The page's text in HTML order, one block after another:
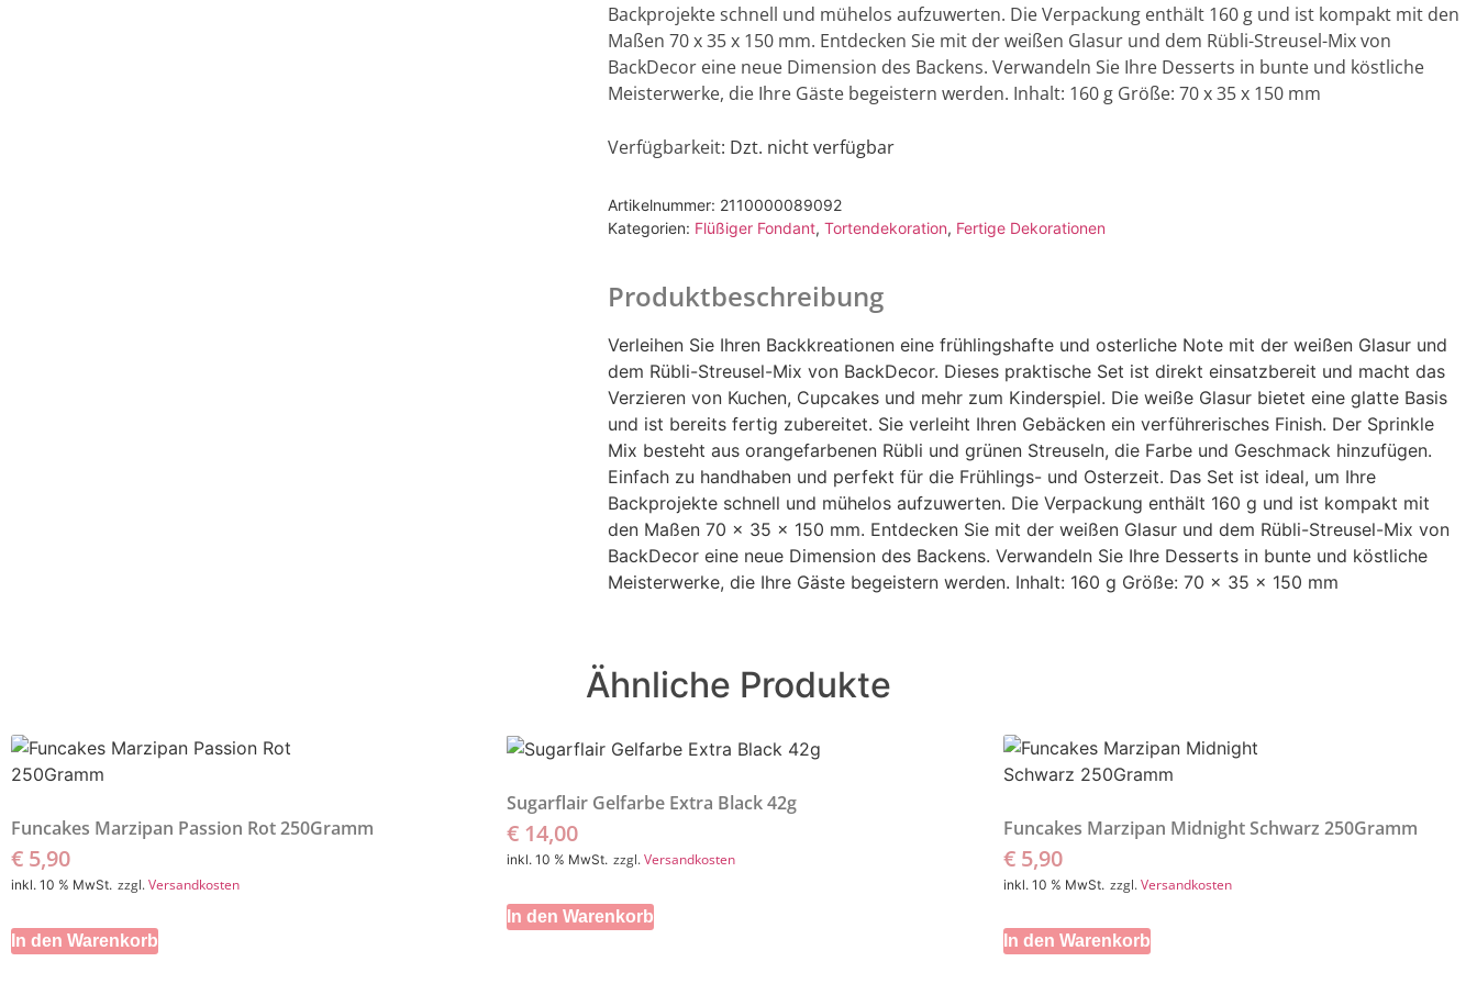
Backprojekte schnell und mühelos aufzuwerten. Die Verpackung enthält 160 g und ist kompakt mit den
Maßen 70 x 35 x 150 mm. Entdecken Sie mit der weißen Glasur und dem Rübli-Streusel-Mix von
BackDecor eine neue Dimension des Backens. Verwandeln Sie Ihre Desserts in bunte und köstliche
Meisterwerke, die Ihre Gäste begeistern werden. Inhalt: 160 g Größe: 70 x 35 x 150 mm
Verfügbarkeit: Dzt. nicht verfügbar
Artikelnummer: 2110000089092
Kategorien: Flüßiger Fondant, Tortendekoration, Fertige Dekorationen
Produktbeschreibung
Verleihen Sie Ihren Backkreationen eine frühlingshafte und osterliche Note mit der weißen Glasur und
dem Rübli-Streusel-Mix von BackDecor. Dieses praktische Set ist direkt einsatzbereit und macht das
Verzieren von Kuchen, Cupcakes und mehr zum Kinderspiel. Die weiße Glasur bietet eine glatte Basis
und ist bereits fertig zubereitet. Sie verleiht Ihren Gebäcken ein verführerisches Finish. Der Sprinkle
Mix besteht aus orangefarbenen Rübli und grünen Streuseln, die Farbe und Geschmack hinzufügen.
Einfach zu handhaben und perfekt für die Frühlings- und Osterzeit. Das Set ist ideal, um Ihre
Backprojekte schnell und mühelos aufzuwerten. Die Verpackung enthält 160 g und ist kompakt mit
den Maßen 70 x 35 x 150 mm. Entdecken Sie mit der weißen Glasur und dem Rübli-Streusel-Mix von
BackDecor eine neue Dimension des Backens. Verwandeln Sie Ihre Desserts in bunte und köstliche
Meisterwerke, die Ihre Gäste begeistern werden. Inhalt: 160 g Größe: 70 x 35 x 150 mm
Ähnliche Produkte
Funcakes Marzipan Passion Rot 250Gramm
€ 5,90
inkl. 10 % MwSt. zzgl.Versandkosten
In den Warenkorb
Sugarflair Gelfarbe Extra Black 42g
€ 14,00
inkl. 10 % MwSt. zzgl.Versandkosten
In den Warenkorb
Funcakes Marzipan Midnight Schwarz 250Gramm
€5,90
inkl. 10 % MwSt. zzgl.Versandkosten
In den Warenkorb